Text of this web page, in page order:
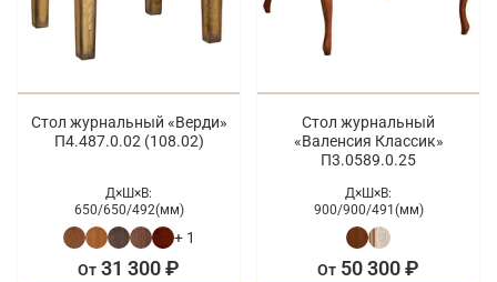
Стол журнальный «Верди»
П4.487.0.02 (108.02)
Д×Ш×В:
650/650/492(мм)
+ 1
От 31 300 ₽
Стол журнальный
«Валенсия Классик»
П3.0589.0.25
Д×Ш×В:
900/900/491(мм)
От 50 300 ₽